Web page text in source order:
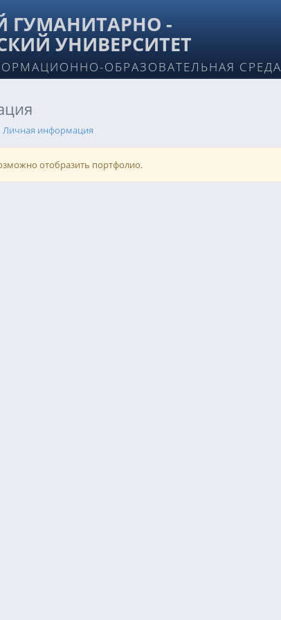
ГУМАНИТАРНО -
УНИВЕРСИТЕТ
ОБРАЗОВАТЕЛЬНАЯ СРЕДА
Личная информация
отобразить портфолио.